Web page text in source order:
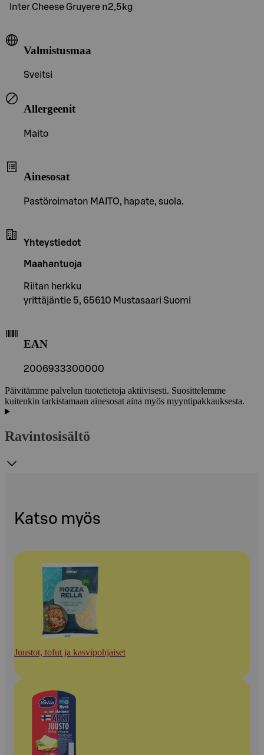
Inter Cheese Gruyere n2,5kg
Valmistusmaa
Sveitsi
Allergeenit
Maito
Ainesosat
Pastöroimaton MAITO, hapate, suola.
Yhteystiedot
Maahantuoja
Riitan herkku
yrittäjäntie 5, 65610 Mustasaari Suomi
EAN
2006933300000
Päivitämme palvelun tuotetietoja aktiivisesti. Suosittelemme
kuitenkin tarkistamaan ainesosat aina myös myyntipakkauksesta.
Ravintosisältö
Katso myös
Juustot, tofut ja kasvipohjaiset